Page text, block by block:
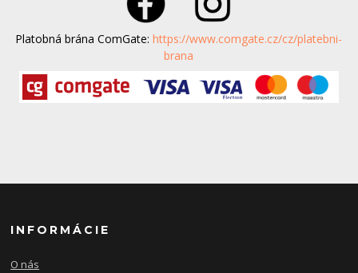
Platobná brána ComGate:https://www.comgate.cz/cz/platebni-
brana
INFORMÁCIE
O nás